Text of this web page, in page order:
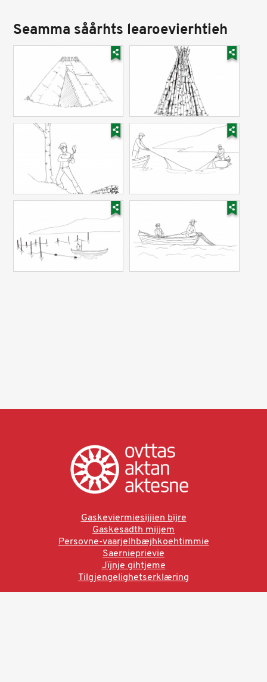
Seamma såårhts learoevierhtieh
Gaskeviermiesijjien bïjre
Gaskesadth mijjem
Persovne-vaarjelhbæjhkoehtimmie
Saernieprievie
Jïjnje gihtjeme
Tilgjengelighetserklæring